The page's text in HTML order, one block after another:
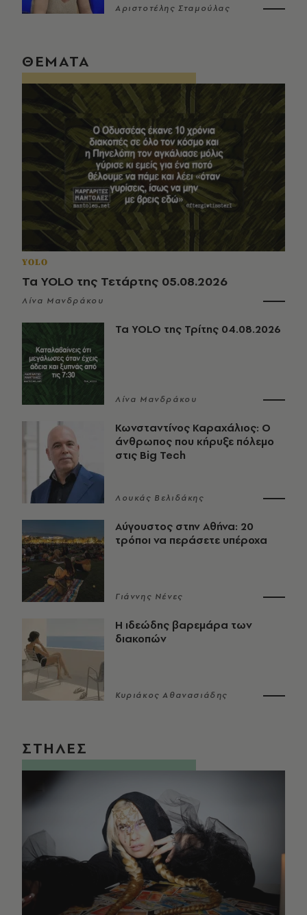
Αριστοτέλης Σταμούλας
ΘΕΜΑΤΑ
YOLO
Τα YOLO της Τετάρτης 05.08.2026
Λίνα Μανδράκου
Τα YOLO της Τρίτης 04.08.2026
Λίνα Μανδράκου
Κωνσταντίνος Καραχάλιος: Ο
άνθρωπος που κήρυξε πόλεμο
στις Big Tech
Λουκάς Βελιδάκης
Αύγουστος στην Αθήνα: 20
τρόποι να περάσετε υπέροχα
Γιάννης Νένες
Η ιδεώδης βαρεμάρα των
διακοπών
Κυριάκος Αθανασιάδης
ΣΤΗΛΕΣ